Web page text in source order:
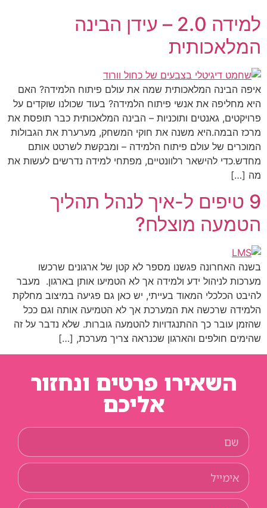
למידה 2.0 – עידן הבינה
המלאכותית
איפה הבינה המלאכותית שמה את עולם פיתוח הלמידה? האם
היא מחליפה את אנשי פיתוח הלמידה? בעוד שכולנו שוקדים על
פרויקטים, גאנטים ותוכניות – הבינה המלאכותית כבר תופסת את
מרכז הבמה.היא משנה את חוקי המשחק, מערערת את הגבולות
המוכרים של עולם פיתוח הלמידה – ומבקשת לשרטט אותם
מחדש.כדי להישאר רלוונטיים, מפתחי למידה נדרשים לעשות את
מה […]
9 טיפים ל-איך לנהל תהליך
הטמעה מוצלח?
בשנה האחרונה פגשנו מספר לא קטן של ארגונים שרכשו
מערכות לניהול ידע ולמידה אך לא הטמיעו אותן בארגון. מעבר
להיבט הכלכלי המאוד בעייתי, יש כאן גם פגיעה במיצוב מחלקת
הלמידה שרכשה את המערכת אך לא הטמיעה אותה וגם ככל
שהזמן עובר כך ההתנגדויות להטמעה גוברות. שלא נדבר על זה
שהימים חולפים והארגון שכנראה צריך מערכת, […]
השאירו פרטים ונחזור
אליכם